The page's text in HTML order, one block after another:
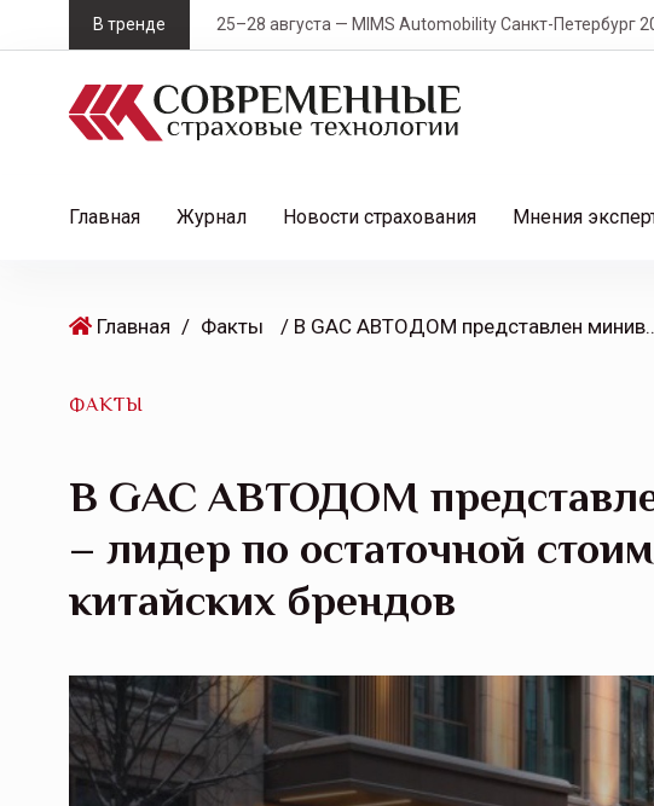
k
В тренде 25–28 августа — MIMS Automobility Санкт-Петербург
Главная Журнал Новости страхования Мнения
Главная / Факты / В GAC АВТОДОМ представлен минивэн
ФАКТЫ
В GAC АВТОДОМ
– лидер по остаточной
китайских брендов